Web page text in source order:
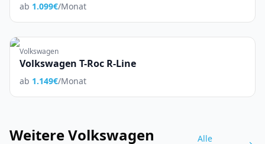
ab 1.099€/Monat
Volkswagen
Volkswagen T-Roc R-Line
ab 1.149€/Monat
WeitereVolkswagen Alle